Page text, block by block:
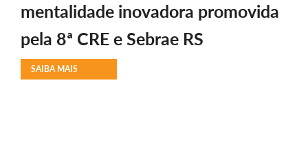
mentalidade inovadora promovida
pela 8ª CRE e Sebrae RS
SAIBA MAIS